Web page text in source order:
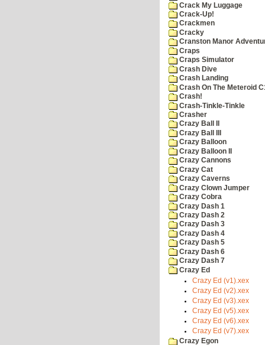
Crack My Luggage
Crack-Up!
Crackmen
Cracky
Cranston Manor
Craps
Craps Simulator
Crash Dive
Crash Landing
Crash On The Meteroid
Crash!
Crash-Tinkle-Tinkle
Crasher
Crazy Ball II
Crazy Ball III
Crazy Balloon
Crazy Balloon II
Crazy Cannons
Crazy Cat
Crazy Caverns
Crazy Clown Jumper
Crazy Cobra
Crazy Dash 1
Crazy Dash 2
Crazy Dash 3
Crazy Dash 4
Crazy Dash 5
Crazy Dash 6
Crazy Dash 7
Crazy Ed
Crazy Ed (v1).xex
Crazy Ed (v2).xex
Crazy Ed (v3).xex
Crazy Ed (v5).xex
Crazy Ed (v6).xex
Crazy Ed (v7).xex
Crazy Egon